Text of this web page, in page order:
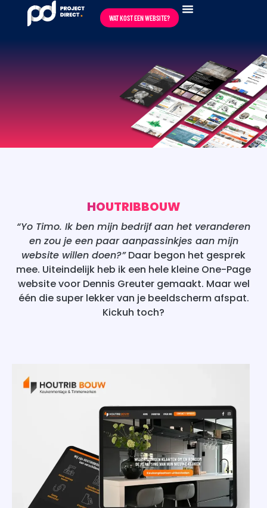
content
WAT KOST EEN WEBSITE?
HOUTRIBBOUW
“Yo Timo. Ik ben mijn bedrijf aan het veranderen
en zou je een paar aanpassinkjes aan mijn
website willen doen?”Daar begon het gesprek
mee. Uiteindelijk heb ik een hele kleine One-Page
website voor Dennis Greuter gemaakt. Maar wel
één die super lekker van je beeldscherm afspat.
Kickuh toch?